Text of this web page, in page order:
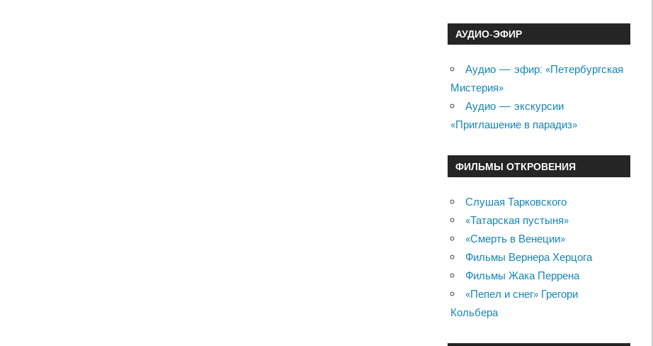
АУДИО-ЭФИР
Аудио — эфир: «Петербургская
Мистерия»
Аудио — экскурсии
«Приглашение в парадиз»
ФИЛЬМЫ ОТКРОВЕНИЯ
Слушая Тарковского
«Татарская пустыня»
«Смерть в Венеции»
Фильмы Вернера Херцога
Фильмы Жака Перрена
«Пепел и снег» Грегори
Кольбера